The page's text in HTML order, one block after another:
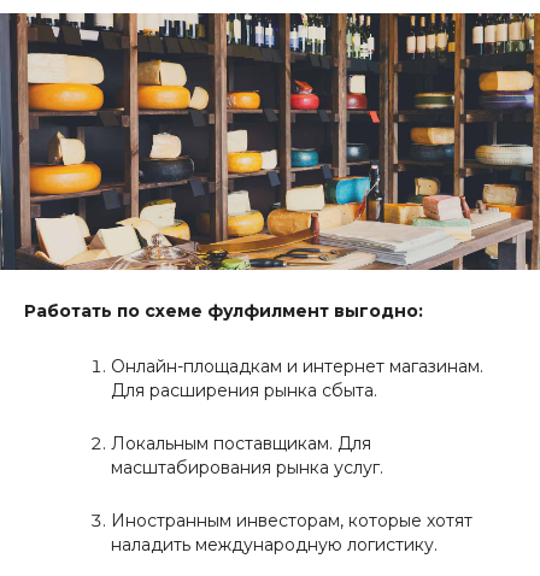
Работать по схеме фулфилмент выгодно:
Онлайн-площадкам и интернет магазинам.
Для расширения рынка сбыта.
Локальным поставщикам. Для
масштабирования рынка услуг.
Иностранным инвесторам, которые хотят
наладить международную логистику.